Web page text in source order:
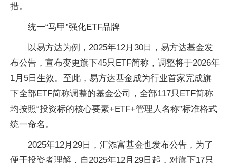
措。
统一“马甲”强化ETF品牌
以易方达为例，2025年12月30日，易方达基金发
布公告，宣布变更旗下45只ETF简称，调整将于2026年
1月5日生效。至此，易方达基金成为行业首家完成旗
下全部ETF简称调整的基金公司，全部117只ETF简称
均按照“投资标的核心要素+ETF+管理人名称”标准格式
统一命名。
2025年12月29日，汇添富基金也发布公告，为了
便于投资者理解，自2025年12月29日起，对旗下17只